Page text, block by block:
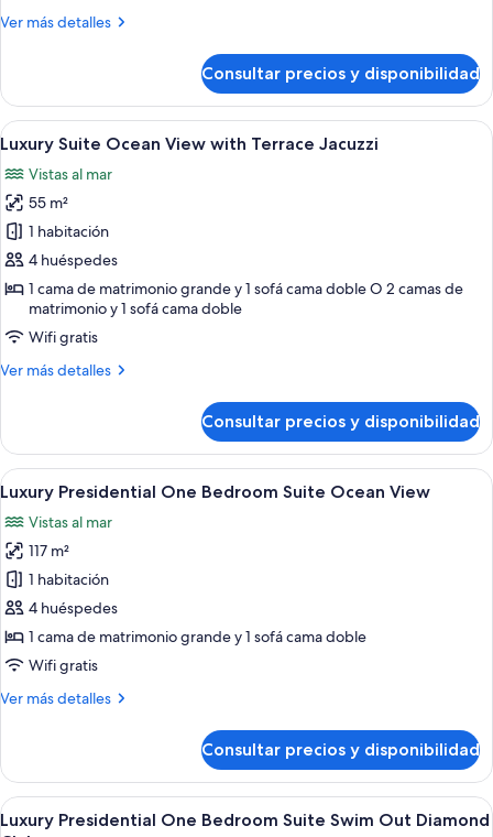
Ocean
Club
Ver más detalles
Más
Presidential
One
Bedroom
Ocean
View
Diamond
Club
Consultar precios y disponibilidad
Abrir
todas
las
fotos
de
Luxury
Suite
Ocean
View
with
Un balcón con vista a una piscina y
5
Luxury Suite Ocean View with Terrace Jacuzzi
Vistas al mar
55 m²
1 habitación
4 huéspedes
1 cama de matrimonio grande y 1 sofá cama doble O 2 camas de
matrimonio y 1 sofá cama doble
Wifi gratis
Ver más detalles
Más
Suite
Ocean
View
Terrace
Jacuzzi
Consultar precios y disponibilidad
Abrir
todas
las
fotos
de
Luxury
Presidential
One
Bedroom
Suite
Una sala de estar moderna con
8
Luxury Presidential One Bedroom Suite Ocean View
Vistas al mar
117 m²
1 habitación
4 huéspedes
1 cama de matrimonio grande y 1 sofá cama doble
Wifi gratis
Ver más detalles
Más
Presidential
One
Bedroom
Consultar precios y disponibilidad
Abrir
Una habitación de hotel moderna
7
Luxury Presidential One Bedroom Suite Swim Out Diamond